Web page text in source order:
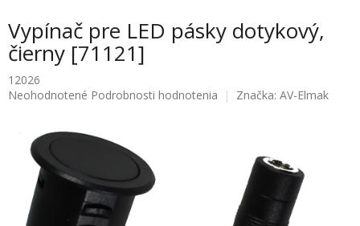
Vypínač pre LED pásky dotykový,
čierny [71121]
12026
Priemerné
hviezdičiek.
Neohodnotené Podrobnosti hodnotenia Značka: AV-Elmak